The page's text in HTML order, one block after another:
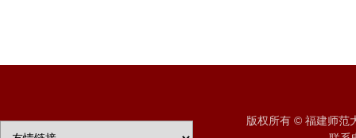
版权所有 © 福建师范